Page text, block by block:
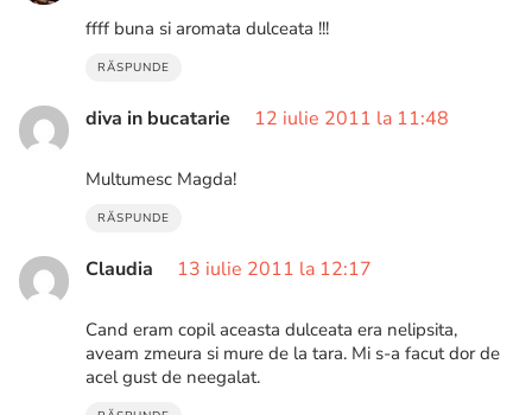
ffff buna si aromata dulceata !!!
RĂSPUNDE
diva in bucatarie 12 iulie 2011 la 11:48
Multumesc Magda!
RĂSPUNDE
Claudia 13 iulie 2011 la 12:17
Cand eram copil aceasta dulceata era nelipsita,
aveam zmeura si mure de la tara. Mi s-a facut dor de
acel gust de neegalat.